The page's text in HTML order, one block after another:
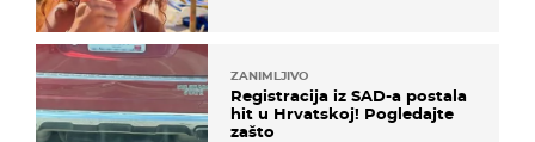
ZANIMLJIVO
Registracija iz SAD-a postala
hit u Hrvatskoj! Pogledajte
zašto